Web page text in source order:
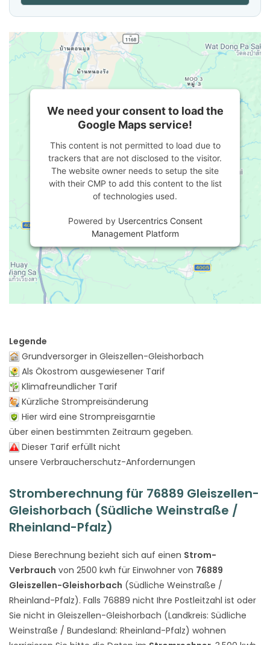
We need your consent to load the
Google Maps service!
This content is not permitted to load due to
trackers that are not disclosed to the visitor.
The website owner needs to setup the site
with their CMP to add this content to the list
of technologies used.
Powered by Usercentrics Consent
Management Platform
Legende
Grundversorger in Gleiszellen-Gleishorbach
Als Ökostrom ausgewiesener Tarif
Klimafreundlicher Tarif
Kürzliche Strompreisänderung
Hier wird eine Strompreisgarntie
über einen bestimmten Zeitraum gegeben.
Dieser Tarif erfüllt nicht
unsere Verbraucherschutz-Anfordernungen
Stromberechnung für 76889 Gleiszellen-
Gleishorbach (Südliche Weinstraße /
Rheinland-Pfalz)
Diese Berechnung bezieht sich auf einen Strom-
Verbrauch von 2500 kwh für Einwohner von 76889
Gleiszellen-Gleishorbach (Südliche Weinstraße /
Rheinland-Pfalz). Falls 76889 nicht Ihre Postleitzahl ist oder
Sie nicht in Gleiszellen-Gleishorbach (Landkreis: Südliche
Weinstraße / Bundesland: Rheinland-Pfalz) wohnen